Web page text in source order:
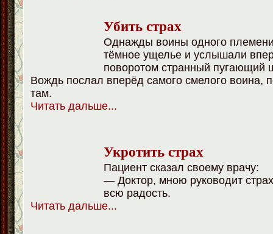
Убить страх
Однажды воины одного
тёмное ущелье и услышали
поворотом странный пугающий
Вождь послал вперёд самого смелого воина,
там.
Читать дальше...
Укротить страх
Пациент сказал своему врачу:
— Доктор, мною руководит
всю радость.
Читать дальше...